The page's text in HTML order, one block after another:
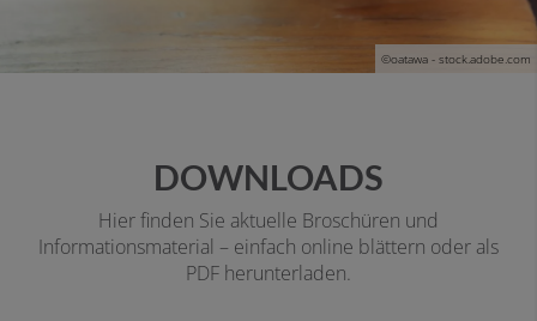
©oatawa - stock.adobe.com
DOWNLOADS
Hier finden Sie aktuelle Broschüren und
Informationsmaterial – einfach online blättern oder als
PDF herunterladen.